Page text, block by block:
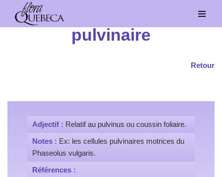
Aller
pulvinaire
Retour
Adjectif : Relatif au pulvinus ou coussin foliaire.
Notes : Ex: les cellules pulvinaires motrices du
Phaseolus vulgaris.
Références :